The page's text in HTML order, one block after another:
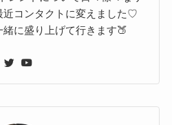
近コンタクトに変えました♡
に盛り上げて行きます🍑